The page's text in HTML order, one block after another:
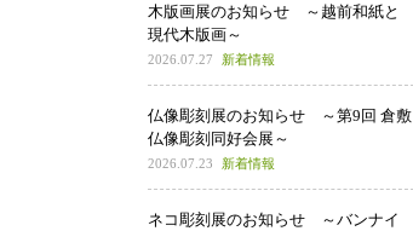
木版画展のお知らせ ～越前和紙と
現代木版画～
2026.07.27 新着情報
仏像彫刻展のお知らせ ～第9回 倉敷
仏像彫刻同好会展～
2026.07.23 新着情報
ネコ彫刻展のお知らせ ～バンナイ